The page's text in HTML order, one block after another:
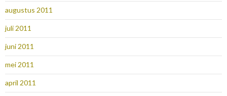
augustus 2011
juli 2011
juni 2011
mei 2011
april 2011